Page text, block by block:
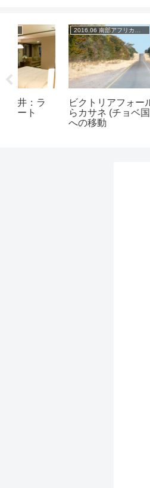
2016.06 南部アフリカの旅
ビクトリアフォールズか
らカサネ (チョベ国立公園)